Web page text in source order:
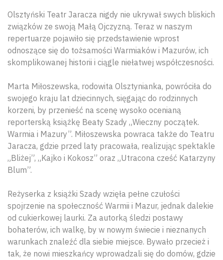
Olsztyński Teatr Jaracza nigdy nie ukrywał swych bliskich
związków ze swoją Małą Ojczyzną. Teraz w naszym
repertuarze pojawiło się przedstawienie wprost
odnoszące się do tożsamości Warmiaków i Mazurów, ich
skomplikowanej historii i ciągle niełatwej współczesności.
Marta Miłoszewska, rodowita Olsztynianka, powróciła do
swojego kraju lat dziecinnych, sięgając do rodzinnych
korzeni, by przenieść na scenę wysoko ocenianą
reporterską książkę Beaty Szady „Wieczny początek.
Warmia i Mazury”. Miłoszewska powraca także do Teatru
Jaracza, gdzie przed laty pracowała, realizując spektakle
„Bliżej”, „Kajko i Kokosz” oraz „Utracona cześć Katarzyny
Blum”.
Reżyserka z książki Szady wzięła pełne czułości
spojrzenie na społeczność Warmii i Mazur, jednak dalekie
od cukierkowej laurki. Za autorką śledzi postawy
bohaterów, ich walkę, by w nowym świecie i nieznanych
warunkach znaleźć dla siebie miejsce. Bywało przecież i
tak, że nowi mieszkańcy wprowadzali się do domów, gdzie